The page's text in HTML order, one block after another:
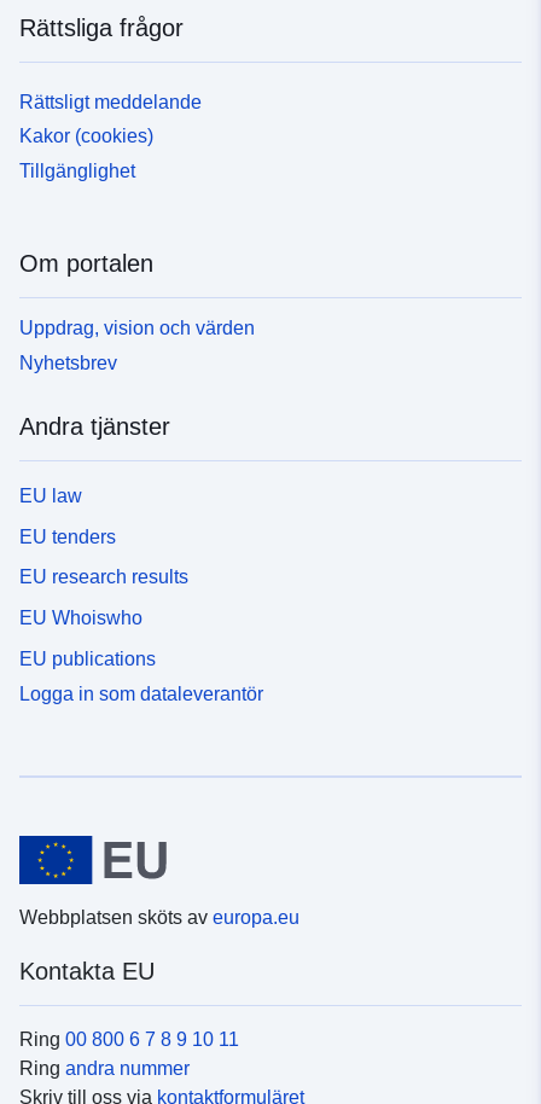
Rättsliga frågor
Rättsligt meddelande
Kakor (cookies)
Tillgänglighet
Om portalen
Uppdrag, vision och värden
Nyhetsbrev
Andra tjänster
EU law
EU tenders
EU research results
EU Whoiswho
EU publications
Logga in som dataleverantör
Webbplatsen sköts av europa.eu
Kontakta EU
Ring 00 800 6 7 8 9 10 11
Ring andra nummer
Skriv till oss via kontaktformuläret